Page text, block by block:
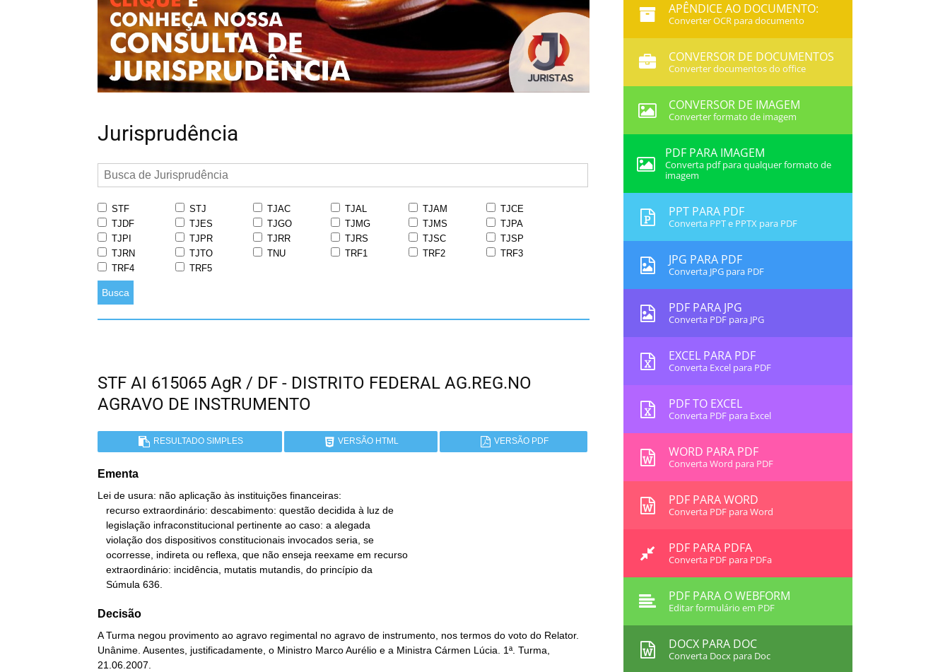
Jurisprudência
STF STJ TJAC TJAL TJAM
TJCE
TJDF
TJES TJGO TJMG TJMS
TJPA
TJPI
TJPR TJRR TJRS TJSC
TJSP
TJRN
TJTO TNU TRF1 TRF2
TRF3
TRF4
TRF5
Busca
STF AI 615065 AgR / DF - DISTRITO FEDERAL AG.REG.NO
AGRAVO DE INSTRUMENTO
RESULTADO SIMPLES VERSÃO HTML VERSÃO PDF
Ementa
Lei de usura: não aplicação às instituições financeiras:
   Súmula 636.
Decisão
A Turma negou provimento ao agravo regimental no agravo de instrumento, nos termos do voto do Relator.
Unânime. Ausentes, justificadamente, o Ministro Marco Aurélio e a Ministra Cármen Lúcia. 1ª. Turma,
21.06.2007.
APÊNDICE AO DOCUMENTO:
Converter OCR para documento
CONVERSOR DE DOCUMENTOS
Converter documentos do office
CONVERSOR DE IMAGEM
Converter formato de imagem
PDF PARA IMAGEM
Converta pdf para qualquer formato de
imagem
PPT PARA PDF
Converta PPT e PPTX para PDF
JPG PARA PDF
Converta JPG para PDF
PDF PARA JPG
Converta PDF para JPG
EXCEL PARA PDF
Converta Excel para PDF
PDF TO EXCEL
Converta PDF para Excel
WORD PARA PDF
Converta Word para PDF
PDF PARA WORD
Converta PDF para Word
PDF PARA PDFA
Converta PDF para PDFa
PDF PARA O WEBFORM
Editar formulário em PDF
DOCX PARA DOC
Converta Docx para Doc